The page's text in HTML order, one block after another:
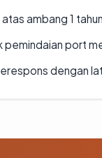
ambang 1 tahun
pemindaian port
dengan